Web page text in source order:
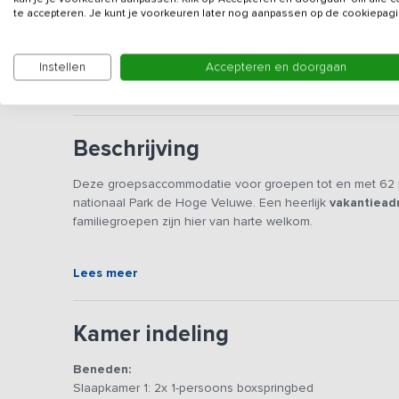
Deze accommodatie wordt voornamelijk verhuurd
met kinderen. Deze accommodatie wordt niet
soortgelijke groepen.
Beschrijving
Deze groepsaccommodatie voor groepen tot en met
nationaal Park de Hoge Veluwe. Een heerlijk
familiegroepen zijn hier van harte welkom.
een klein gezellig barretje met een keukenblok en een
De slaapkamers, slaapzalen en het sanitair, maar ook
royale boerenerf waar het gezellig toeven is. Het
lekker sportief bezig zijn. Het bos rondom de boerderij
Lees meer
Kamer indeling
Beneden:
Slaapkamer 1: 2x 1-persoons boxspringbed
te accepteren. Je kunt je voorkeuren later nog aanpassen op de
Instellen Accepteren en doorgaan